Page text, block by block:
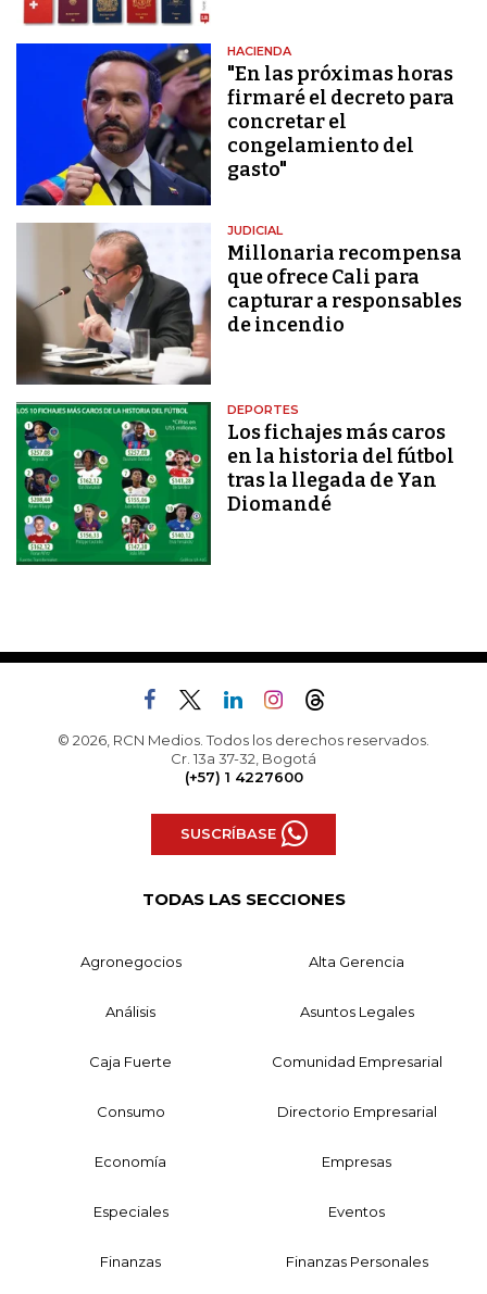
HACIENDA
"En las próximas horas
firmaré el decreto para
concretar el
congelamiento del
gasto"
JUDICIAL
Millonaria recompensa
que ofrece Cali para
capturar a responsables
de incendio
DEPORTES
Los fichajes más caros
en la historia del fútbol
tras la llegada de Yan
Diomandé
© 2026, RCN Medios. Todos los derechos reservados.
Cr. 13a 37-32, Bogotá
(+57) 1 4227600
SUSCRÍBASE
TODAS LAS SECCIONES
Agronegocios Alta Gerencia
Análisis Asuntos Legales
Caja Fuerte Comunidad Empresarial
Consumo Directorio Empresarial
Economía Empresas
Especiales Eventos
Finanzas Finanzas Personales